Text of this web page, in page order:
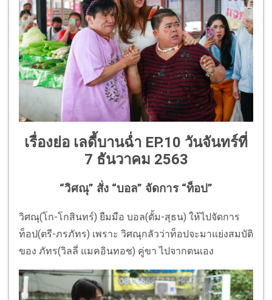
เรื่องย่อ เลดี้บานฉ่ำ EP.10 วันจันทร์ที่
7 ธันวาคม 2563
“วิศณุ” สั่ง “บอล” จัดการ “ท็อป”
วิศณุ(โก-โกสินทร์) ยืมมือ บอล(ตั้ม-สุธน) ให้ไปจัดการ
ท็อป(ตรี-ภรภัทร) เพราะ วิศณุกลัวว่าท็อปจะมาแย่งสมบัติ
ของ ภัทร(วิลลี่ แมคอินทอช) คู่ขา ไปจากตนเอง